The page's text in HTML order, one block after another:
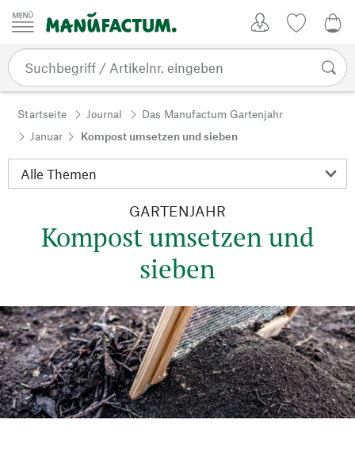
Zum Inhalt springen
Startseite Journal
Das Manufactum Gartenjahr
Januar
Kompost umsetzen und sieben
GARTENJAHR
Kompost umsetzen und
sieben